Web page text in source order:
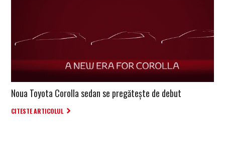
Noua Toyota Corolla sedan se pregătește de debut
CITESTE ARTICOLUL